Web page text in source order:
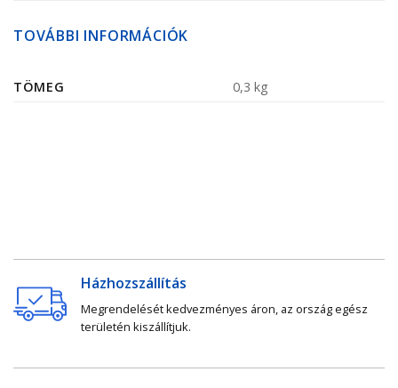
TOVÁBBI INFORMÁCIÓK
TÖMEG 0,3 kg
Házhozszállítás
Megrendelését kedvezményes áron, az ország egész
területén kiszállítjuk.